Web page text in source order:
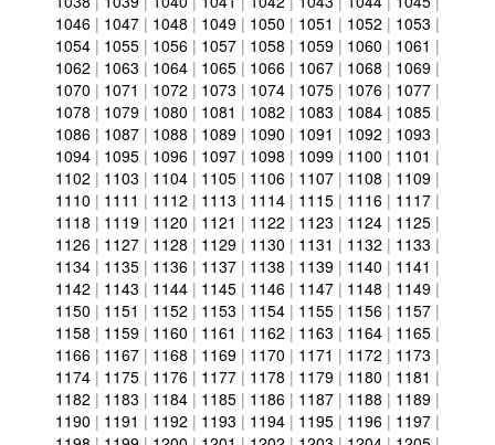
1046 | 1047 | 1048 | 1049 | 1050 | 1051 | 1052 | 1053 |
1054 | 1055 | 1056 | 1057 | 1058 | 1059 | 1060 | 1061 |
1062 | 1063 | 1064 | 1065 | 1066 | 1067 | 1068 | 1069 |
1070 | 1071 | 1072 | 1073 | 1074 | 1075 | 1076 | 1077 |
1078 | 1079 | 1080 | 1081 | 1082 | 1083 | 1084 | 1085 |
1086 | 1087 | 1088 | 1089 | 1090 | 1091 | 1092 | 1093 |
1094 | 1095 | 1096 | 1097 | 1098 | 1099 | 1100 | 1101 |
1102 | 1103 | 1104 | 1105 | 1106 | 1107 | 1108 | 1109 |
1110 | 1111 | 1112 | 1113 | 1114 | 1115 | 1116 | 1117 |
1118 | 1119 | 1120 | 1121 | 1122 | 1123 | 1124 | 1125 |
1126 | 1127 | 1128 | 1129 | 1130 | 1131 | 1132 | 1133 |
1134 | 1135 | 1136 | 1137 | 1138 | 1139 | 1140 | 1141 |
1142 | 1143 | 1144 | 1145 | 1146 | 1147 | 1148 | 1149 |
1150 | 1151 | 1152 | 1153 | 1154 | 1155 | 1156 | 1157 |
1158 | 1159 | 1160 | 1161 | 1162 | 1163 | 1164 | 1165 |
1166 | 1167 | 1168 | 1169 | 1170 | 1171 | 1172 | 1173 |
1174 | 1175 | 1176 | 1177 | 1178 | 1179 | 1180 | 1181 |
1182 | 1183 | 1184 | 1185 | 1186 | 1187 | 1188 | 1189 |
1190 | 1191 | 1192 | 1193 | 1194 | 1195 | 1196 | 1197 |